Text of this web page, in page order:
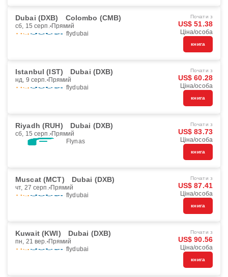
Dubai (DXB) Colombo (CMB)
сб, 15 серп. Прямий
flydubai
Почати з
US$ 51.38
Ціна/особа
книга
Istanbul (IST) Dubai (DXB)
нд, 9 серп. Прямий
flydubai
Почати з
US$ 60.28
Ціна/особа
книга
Riyadh (RUH) Dubai (DXB)
сб, 15 серп. Прямий
Flynas
Почати з
US$ 83.73
Ціна/особа
книга
Muscat (MCT) Dubai (DXB)
чт, 27 серп. Прямий
flydubai
Почати з
US$ 87.41
Ціна/особа
книга
Kuwait (KWI) Dubai (DXB)
пн, 21 вер. Прямий
flydubai
Почати з
US$ 90.56
Ціна/особа
книга